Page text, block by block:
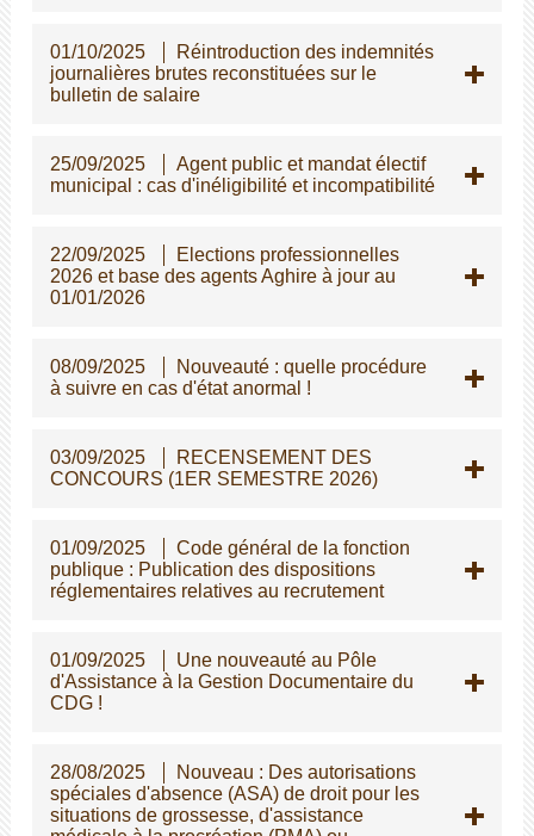
01/10/2025
Réintroduction des indemnités
journalières brutes reconstituées sur le
bulletin de salaire
25/09/2025
Agent public et mandat électif
municipal : cas d'inéligibilité et incompatibilité
22/09/2025
Elections professionnelles
2026 et base des agents Aghire à jour au
01/01/2026
08/09/2025
Nouveauté : quelle procédure
à suivre en cas d'état anormal !
03/09/2025
RECENSEMENT DES
CONCOURS (1ER SEMESTRE 2026)
01/09/2025
Code général de la fonction
publique : Publication des dispositions
réglementaires relatives au recrutement
01/09/2025
Une nouveauté au Pôle
d'Assistance à la Gestion Documentaire du
CDG !
28/08/2025
Nouveau : Des autorisations
spéciales d'absence (ASA) de droit pour les
situations de grossesse, d'assistance